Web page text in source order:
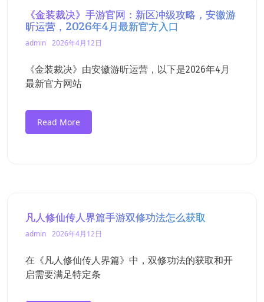
《金装裁决》手游官网：新区冲级攻略，安徽游
昕运营，2026年4月最新官方入口
admin 2026年4月12日
《金装裁决》由安徽游昕运营，以下是2026年4月
最新官方网站
Read More
凡人修仙传人界篇手游双修功法怎么获取
admin 2026年4月12日
在《凡人修仙传人界篇》中，双修功法的获取和开
启需要满足特定条